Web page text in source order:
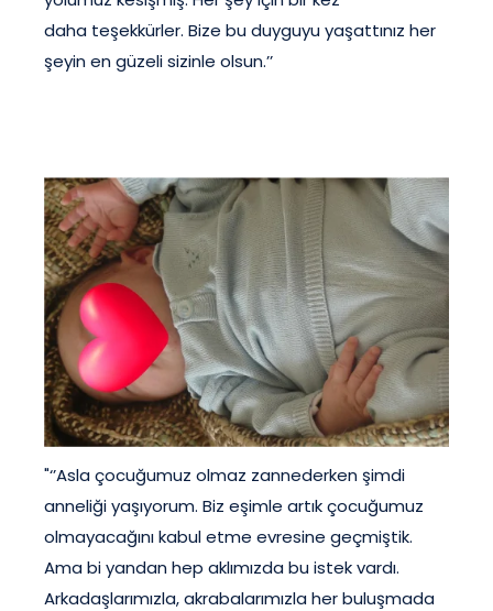
daha teşekkürler. Bize bu duyguyu yaşattınız her
şeyin en güzeli sizinle olsun.’’
"‘’Asla çocuğumuz olmaz zannederken şimdi
anneliği yaşıyorum. Biz eşimle artık çocuğumuz
olmayacağını kabul etme evresine geçmiştik.
Ama bi yandan hep aklımızda bu istek vardı.
Arkadaşlarımızla, akrabalarımızla her buluşmada